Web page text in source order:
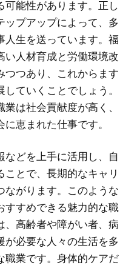
可能性があります。正し
ップアップによって、多
人生を送っています。福
い人材育成と労働環境改
つつあり、これからます
ていくことでしょう。
は社会貢献度が高く、
恵まれた仕事です。
などを上手に活用し、自
とで、長期的なキャリ
ながります。このような
すすめできる魅力的な職
、高齢者や障がい者、病
が必要な人々の生活を多
職業です。身体的ケアだ